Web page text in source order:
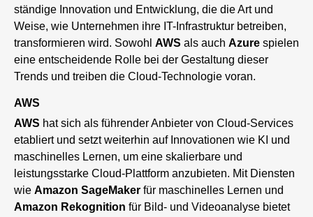
ständige Innovation und Entwicklung, die die Art und
Weise, wie Unternehmen ihre IT-Infrastruktur betreiben,
transformieren wird. Sowohl AWS als auch Azure spielen
eine entscheidende Rolle bei der Gestaltung dieser
Trends und treiben die Cloud-Technologie voran.
AWS
AWS hat sich als führender Anbieter von Cloud-Services
etabliert und setzt weiterhin auf Innovationen wie KI und
maschinelles Lernen, um eine skalierbare und
leistungsstarke Cloud-Plattform anzubieten. Mit Diensten
wie Amazon SageMaker für maschinelles Lernen und
Amazon Rekognition für Bild- und Videoanalyse bietet